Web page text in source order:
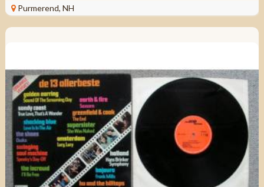
Products – ...
Purmerend, NH